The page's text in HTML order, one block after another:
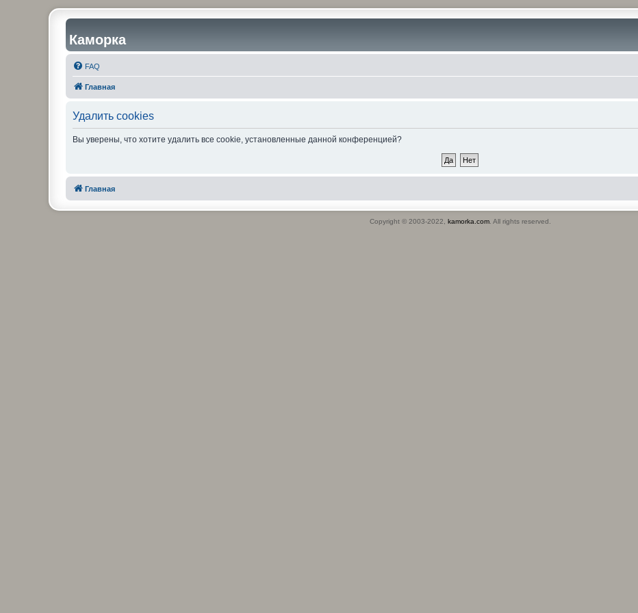
Каморка
FAQ
Главная
Удалить cookies
Вы уверены, что хотите удалить все cookie, установленные данной конференцией?
Главная
Copyright © 2003-2022, kamorka.com. All rights reserved.